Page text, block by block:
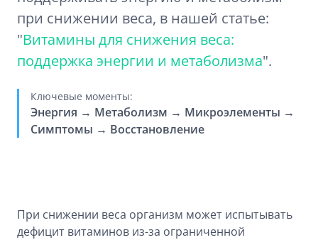
при снижении веса, в нашей статье:
"Витамины для снижения веса:
поддержка энергии и метаболизма".
Ключевые моменты:
Энергия → Метаболизм → Микроэлементы →
Симптомы → Восстановление
При снижении веса организм может испытывать
дефицит витаминов из-за ограниченной